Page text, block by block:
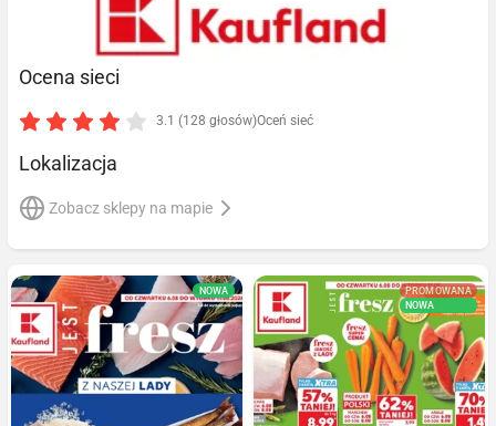
Ocena sieci
3.1 (128 głosów)Oceń sieć
Lokalizacja
Zobacz sklepy na mapie
NOWA
PROMOWANA
NOWA